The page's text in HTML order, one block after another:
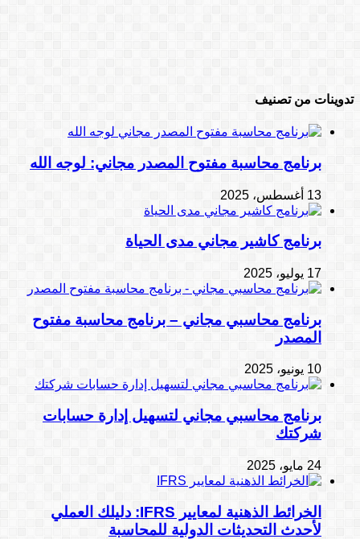
تدوينات من تصنيف
برنامج محاسبة مفتوح المصدر مجاني: لوجه الله
13 أغسطس، 2025
برنامج كاشير مجاني مدى الحياة
17 يوليو، 2025
برنامج محاسبي مجاني – برنامج محاسبة مفتوح
المصدر
10 يونيو، 2025
برنامج محاسبي مجاني لتسهيل إدارة حسابات
شركتك
24 مايو، 2025
الخرائط الذهنية لمعايير IFRS: دليلك العملي
لأحدث التحديثات الدولية للمحاسبة